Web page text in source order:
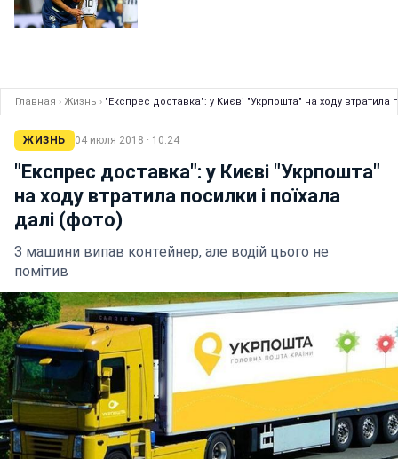
Главная › Жизнь › "Експрес доставка": у Києві "Укрпошта" на ходу втратила
ЖИЗНЬ 04 июля 2018 · 10:24
"Експрес доставка": у Києві "Укрпошта"
на ходу втратила посилки і поїхала
далі (фото)
З машини випав контейнер, але водій цього не
помітив